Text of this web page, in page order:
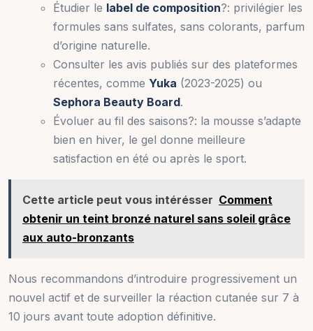
Étudier le label de composition?: privilégier les
formules sans sulfates, sans colorants, parfum
d’origine naturelle.
Consulter les avis publiés sur des plateformes
récentes, comme Yuka (2023-2025) ou
Sephora Beauty Board.
Évoluer au fil des saisons?: la mousse s’adapte
bien en hiver, le gel donne meilleure
satisfaction en été ou après le sport.
Cette article peut vous intérésser Comment
obtenir un teint bronzé naturel sans soleil grâce
aux auto-bronzants
Nous recommandons d’introduire progressivement un
nouvel actif et de surveiller la réaction cutanée sur 7 à
10 jours avant toute adoption définitive.